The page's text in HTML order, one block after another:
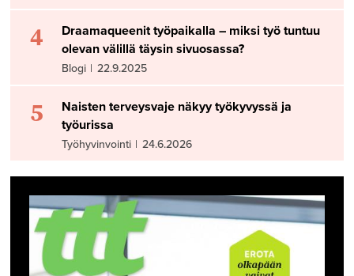
4
Draamaqueenit työpaikalla – miksi työ tuntuu
olevan välillä täysin sivuosassa?
Blogi | 22.9.2025
5
Naisten terveysvaje näkyy työkyvyssä ja
työurissa
Työhyvinvointi | 24.6.2026